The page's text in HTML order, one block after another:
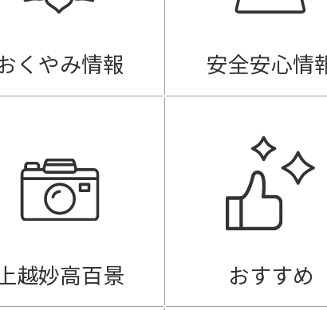
くやみ情報 安全安心情
越妙高百景 おすすめ